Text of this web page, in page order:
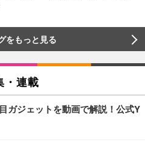
をもっと見る
・連載
ガジェットを動画で解説！公式Y